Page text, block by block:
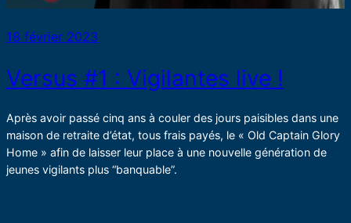
18 février 2023
Versus #1 : Vigilantes live !
Après avoir passé cinq ans à couler des jours paisibles dans une
maison de retraite d’état, tous frais payés, le « Old Captain Glory
Home » afin de laisser leur place à une nouvelle génération de
jeunes vigilants plus “banquable”.